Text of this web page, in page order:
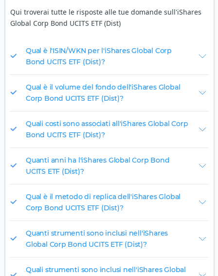
Qui troverai tutte le risposte alle tue domande sull'iShares
Global Corp Bond UCITS ETF (Dist)
Qual è l'ISIN/WKN per l'iShares Global Corp
Bond UCITS ETF (Dist)?
Qual è il volume del fondo dell'iShares Global
Corp Bond UCITS ETF (Dist)?
Quali costi sono associati all'iShares Global Corp
Bond UCITS ETF (Dist)?
Quanti anni ha l'iShares Global Corp Bond
UCITS ETF (Dist)?
Qual è il metodo di replica dell'iShares Global
Corp Bond UCITS ETF (Dist)?
Quanti strumenti sono inclusi nell'iShares
Global Corp Bond UCITS ETF (Dist)?
Quali strumenti sono inclusi nell'iShares Global